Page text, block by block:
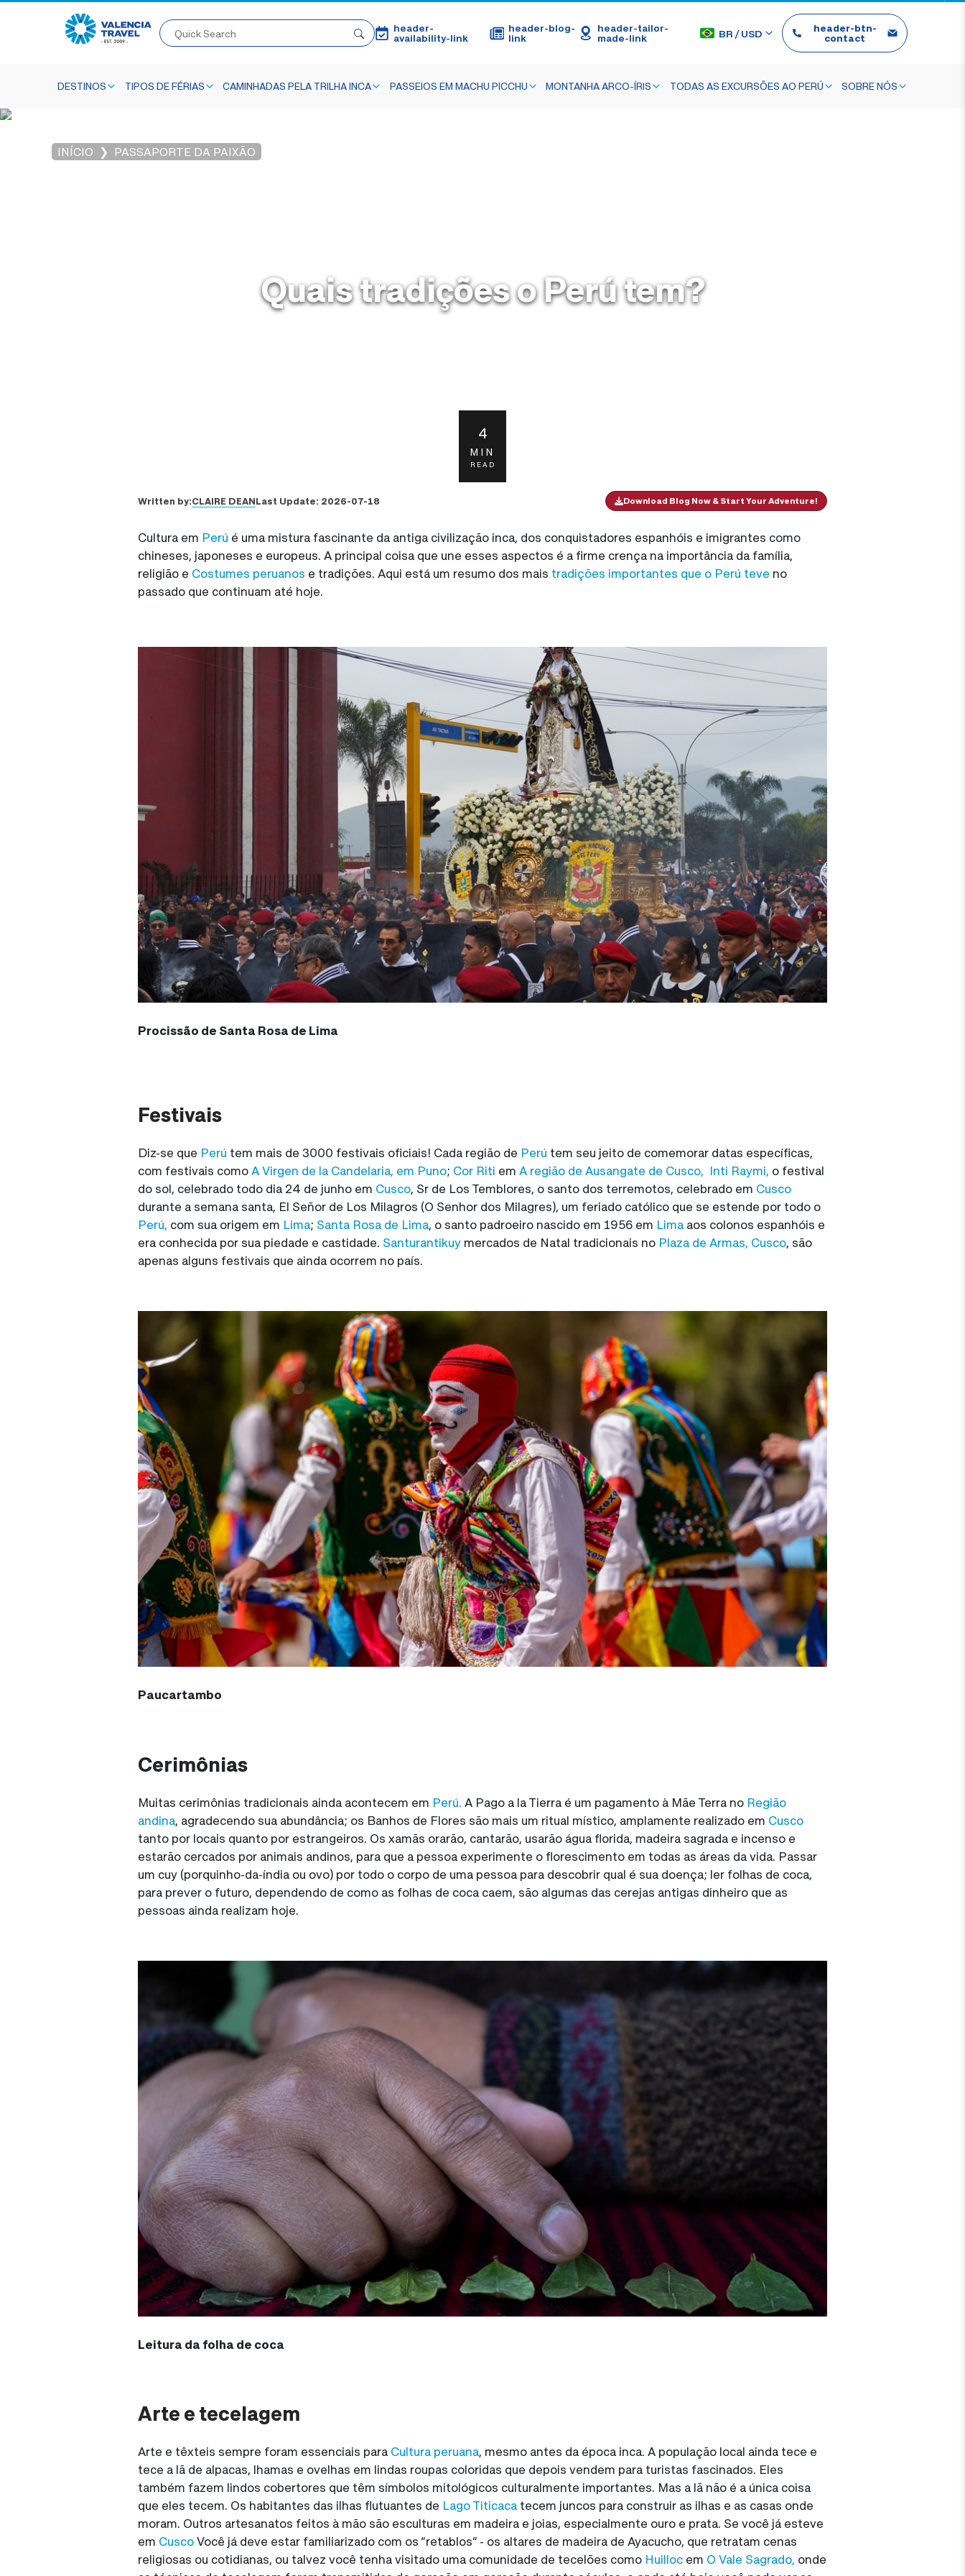
header-
availability-link
header-blog-
link
header-tailor-
made-link
BR /USD
header-btn-
contact
DESTINOS TIPOS DE FÉRIAS CAMINHADAS PELA TRILHA INCA PASSEIOS EM MACHU PICCHU MONTANHA ARCO-ÍRIS TODAS AS EXCURSÕES AO PERÚ SOBRE NÓS
INÍCIO PASSAPORTE DA PAIXÃO
Quais tradições o Perú tem?
4
MIN
READ
Written by:CLAIRE DEANLast Update: 2026-07-18 Download Blog Now & Start Your Adventure!
Cultura em Perú é uma mistura fascinante da antiga civilização inca, dos conquistadores espanhóis e imigrantes como
chineses, japoneses e europeus. A principal coisa que une esses aspectos é a firme crença na importância da família,
religião e Costumes peruanos e tradições. Aqui está um resumo dos mais tradições importantes que o Perú teve no
passado que continuam até hoje.
Procissão de Santa Rosa de Lima
Festivais
Diz-se que Perú tem mais de 3000 festivais oficiais! Cada região de Perú tem seu jeito de comemorar datas específicas,
com festivais comoA Virgen de la Candelaria, em Puno; Cor Riti em A região de Ausangate de Cusco, Inti Raymi, o festival
do sol, celebrado todo dia 24 de junho em Cusco, Sr de Los Temblores, o santo dos terremotos, celebrado em Cusco
durante a semana santa, El Señor de Los Milagros (O Senhor dos Milagres), um feriado católico que se estende por todo o
Perú, com sua origem em Lima; Santa Rosa de Lima, o santo padroeiro nascido em 1956 em Lima aos colonos espanhóis e
era conhecida por sua piedade e castidade. Santurantikuy mercados de Natal tradicionais no Plaza de Armas, Cusco, são
apenas alguns festivais que ainda ocorrem no país.
Paucartambo
Cerimônias
Muitas cerimônias tradicionais ainda acontecem em Perú. A Pago a la Tierra é um pagamento à Mãe Terra no Região
andina, agradecendo sua abundância; os Banhos de Flores são mais um ritual místico, amplamente realizado em Cusco
tanto por locais quanto por estrangeiros. Os xamãs orarão, cantarão, usarão água florida, madeira sagrada e incenso e
estarão cercados por animais andinos, para que a pessoa experimente o florescimento em todas as áreas da vida. Passar
um cuy (porquinho-da-índia ou ovo) por todo o corpo de uma pessoa para descobrir qual é sua doença; ler folhas de coca,
para prever o futuro, dependendo de como as folhas de coca caem, são algumas das cerejas antigas dinheiro que as
pessoas ainda realizam hoje.
Leitura da folha de coca
Arte e tecelagem
Arte e têxteis sempre foram essenciais para Cultura peruana, mesmo antes da época inca. A população local ainda tece e
tece a lã de alpacas, lhamas e ovelhas em lindas roupas coloridas que depois vendem para turistas fascinados. Eles
também fazem lindos cobertores que têm símbolos mitológicos culturalmente importantes. Mas a lã não é a única coisa
que eles tecem. Os habitantes das ilhas flutuantes de Lago Titicaca tecem juncos para construir as ilhas e as casas onde
moram. Outros artesanatos feitos à mão são esculturas em madeira e joias, especialmente ouro e prata. Se você já esteve
em CuscoVocê já deve estar familiarizado com os “retablos” - os altares de madeira de Ayacucho, que retratam cenas
religiosas ou cotidianas, ou talvez você tenha visitado uma comunidade de tecelões como Huilloc em O Vale Sagrado, onde